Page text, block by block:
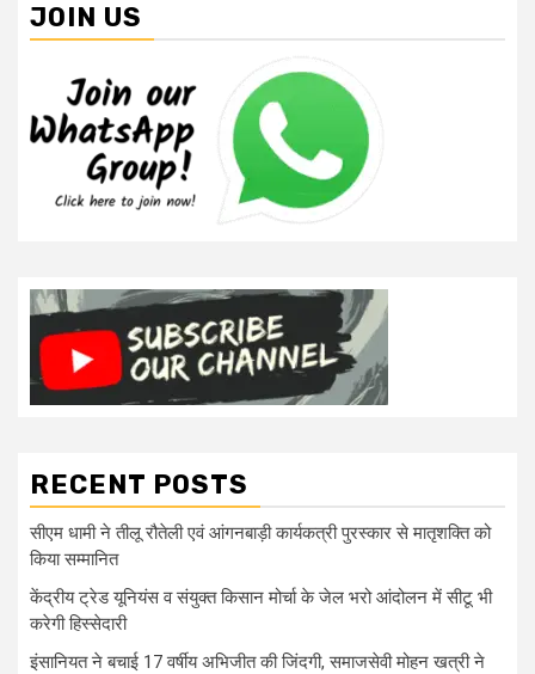
JOIN US
RECENT POSTS
सीएम धामी ने तीलू रौतेली एवं आंगनबाड़ी कार्यकत्री पुरस्कार से मातृशक्ति को
किया सम्मानित
केंद्रीय ट्रेड यूनियंस व संयुक्त किसान मोर्चा के जेल भरो आंदोलन में सीटू भी
करेगी हिस्सेदारी
इंसानियत ने बचाई 17 वर्षीय अभिजीत की जिंदगी, समाजसेवी मोहन खत्री ने